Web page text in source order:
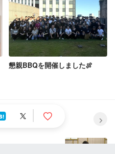
懇親BBQを開催しました🍖